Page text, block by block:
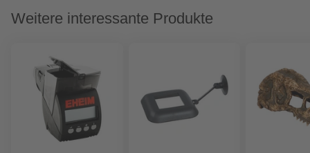
Weitere interessante Produkte